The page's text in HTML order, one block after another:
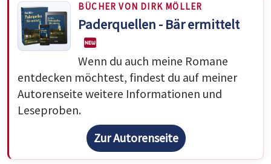
BÜCHER VON DIRK MÖLLER
Paderquellen - Bär ermittelt
Wenn du auch meine Romane
entdecken möchtest, findest du auf meiner
Autorenseite weitere Informationen und
Leseproben.
Zur Autorenseite